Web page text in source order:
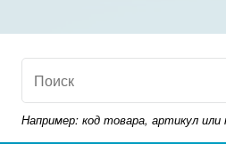
Например: код товара, артикул или